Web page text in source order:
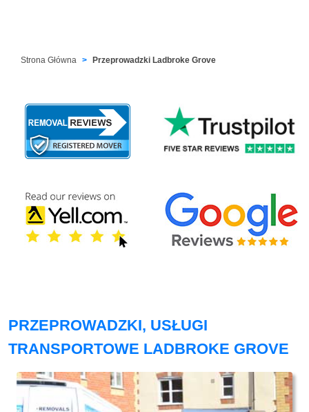
Strona Główna Przeprowadzki Ladbroke Grove
PRZEPROWADZKI, USŁUGI
TRANSPORTOWE LADBROKE GROVE